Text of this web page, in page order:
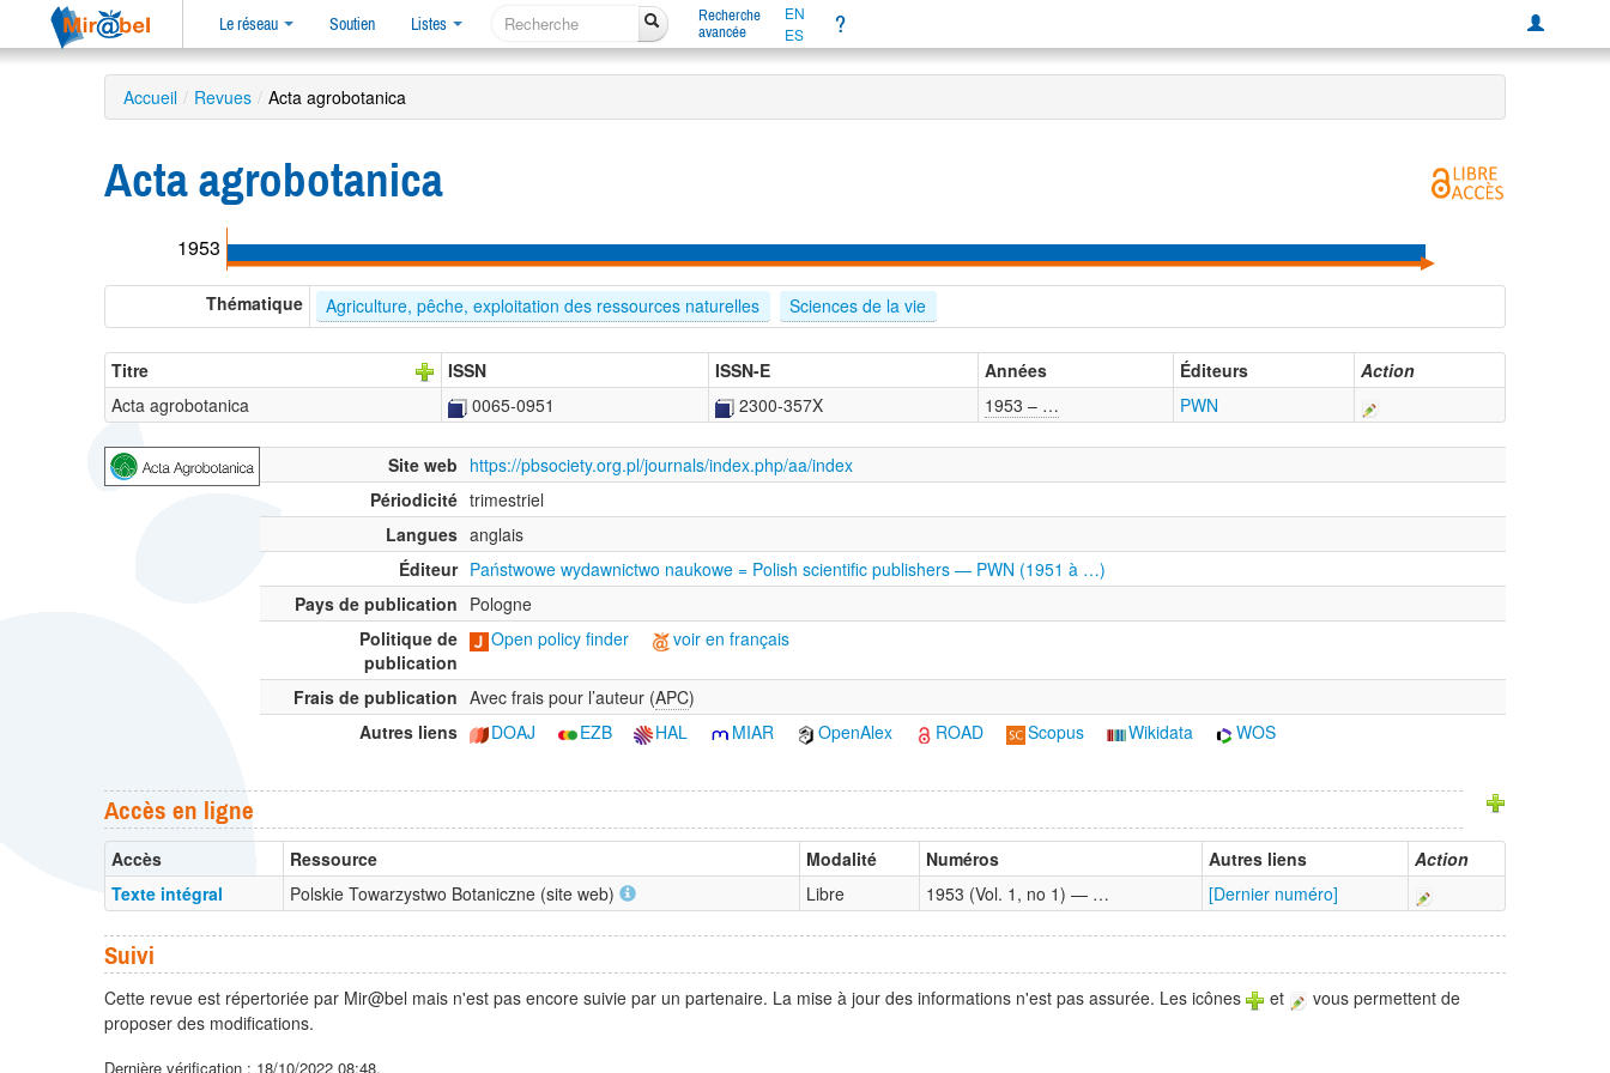
Le réseau Soutien Listes
Recherche
avancée
EN
ES
?
Accueil / Revues / Acta agrobotanica
Acta agrobotanica
1953
Thématique Agriculture, pêche, exploitation des ressources naturelles Sciences de la vie
Titre ISSN ISSN-E Années Éditeurs
Action
Acta agrobotanica
0065-0951 2300-357X 1953 – … PWN
Site web https://pbsociety.org.pl/journals/index.php/aa/index
Périodicité trimestriel
Langues anglais
Éditeur Państwowe wydawnictwo naukowe = Polish scientific publishers — PWN (1951 à …)
Pays de publication Pologne
Politique de
publication
Open policy finder voir en français
Frais de publication Avec frais pour l’auteur (APC)
Autres liens
DOAJ EZB HAL MIAR OpenAlex ROAD Scopus Wikidata WOS
Accès en ligne
Accès Ressource Modalité Numéros Autres liens
Action
Texte intégral
Polskie Towarzystwo Botaniczne (site web) Libre 1953 (Vol. 1, no 1) — … [Dernier numéro]
Suivi
Cette revue est répertoriée par Mir@bel mais n'est pas encore suivie par un partenaire. La mise à jour des informations n'est pas assurée. Les icônes et
vous permettent de
proposer des modifications.
Dernière vérification : 18/10/2022 08:48.